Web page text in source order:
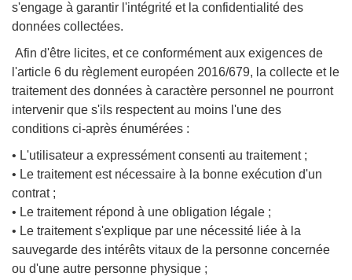
s'engage à garantir l'intégrité et la confidentialité des
données collectées.
Afin d'être licites, et ce conformément aux exigences de
l'article 6 du règlement européen 2016/679, la collecte et le
traitement des données à caractère personnel ne pourront
intervenir que s'ils respectent au moins l'une des
conditions ci-après énumérées :
• L'utilisateur a expressément consenti au traitement ;
• Le traitement est nécessaire à la bonne exécution d'un
contrat ;
• Le traitement répond à une obligation légale ;
• Le traitement s'explique par une nécessité liée à la
sauvegarde des intérêts vitaux de la personne concernée
ou d'une autre personne physique ;